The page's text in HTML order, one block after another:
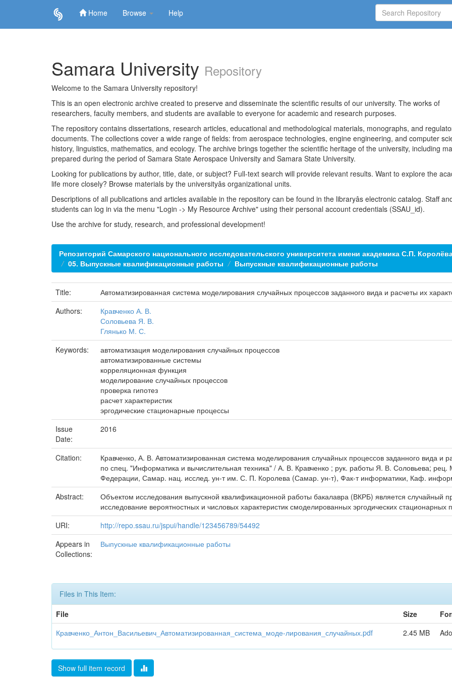
Home Browse Help
Samara University Repository
Welcome to the Samara University repository!
This is an open electronic archive created to preserve and disseminate the scientific results of our university. The works of
researchers, faculty members, and students are available to everyone for academic and research purposes.
The repository contains dissertations, research articles, educational and methodological materials, monographs, and
documents. The collections cover a wide range of fields: from aerospace technologies, engine engineering, and computer
history, linguistics, mathematics, and ecology. The archive brings together the scientific heritage of the university, including
prepared during the period of Samara State Aerospace University and Samara State University.
Looking for publications by author, title, date, or subject? Full-text search will provide relevant results. Want to explore the
life more closely? Browse materials by the universityâs organizational units.
Descriptions of all publications and articles available in the repository can be found in the libraryâs electronic catalog. Staff
students can log in via the menu "Login -> My Resource Archive" using their personal account credentials (SSAU_id).
Use the archive for study, research, and professional development!
Репозиторий Самарского национального исследовательского университета имени академика С.П.
05. Выпускные квалификационные работы
Выпускные квалификационные работы
Title:
Автоматизированная система моделирования случайных процессов заданного вида и расчеты их
Authors:
Кравченко А. В.
Соловьева Я. В.
Глянько М. С.
Keywords:
автоматизация моделирования случайных процессов
автоматизированные системы
корреляционная функция
моделирование случайных процессов
проверка гипотез
расчет характеристик
эргодические стационарные процессы
Issue
Date:
2016
Citation:
Кравченко, А. В. Автоматизированная система моделирования случайных процессов заданного вида и
по спец. "Информатика и вычислительная техника" / А. В. Кравченко ; рук. работы Я. В. Соловьева;
Федерации, Самар. нац. исслед. ун-т им. С. П. Королева (Самар. ун-т), Фак-т информатики, Каф.
Abstract:
Объектом исследования выпускной квалификационной работы бакалавра (ВКРБ) является случайный
исследование вероятностных и числовых характеристик смоделированных эргодических стационарных
URI:
http://repo.ssau.ru/jspui/handle/123456789/54492
Appears in
Collections:
Выпускные квалификационные работы
Files in This Item:
File
Size
Кравченко_Антон_Васильевич_Автоматизированная_система_моде-лирования_случайных.pdf
2.45 MB
Show full item record